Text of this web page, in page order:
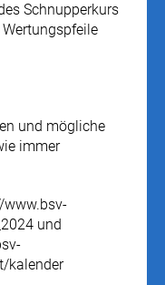
Schnupperkurs
und mögliche
immer
www.bsv-
und
kalender